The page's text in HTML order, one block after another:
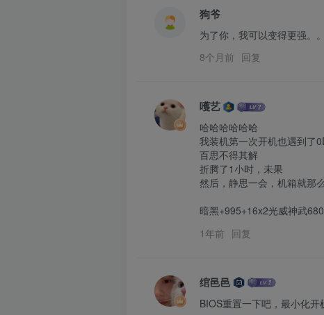
狗爷
为了你，我可以变得更强。。
8个月前 回复
嚄艺
哈哈哈哈哈哈
我装机第一次开机也遇到了
百思不得其解
折腾了1小时，未果
然后，静思一会，机箱就那
暗黑+995+16x2光威神武
1年前 回复
绾邑邑
BIOS重置一下吧，最小化